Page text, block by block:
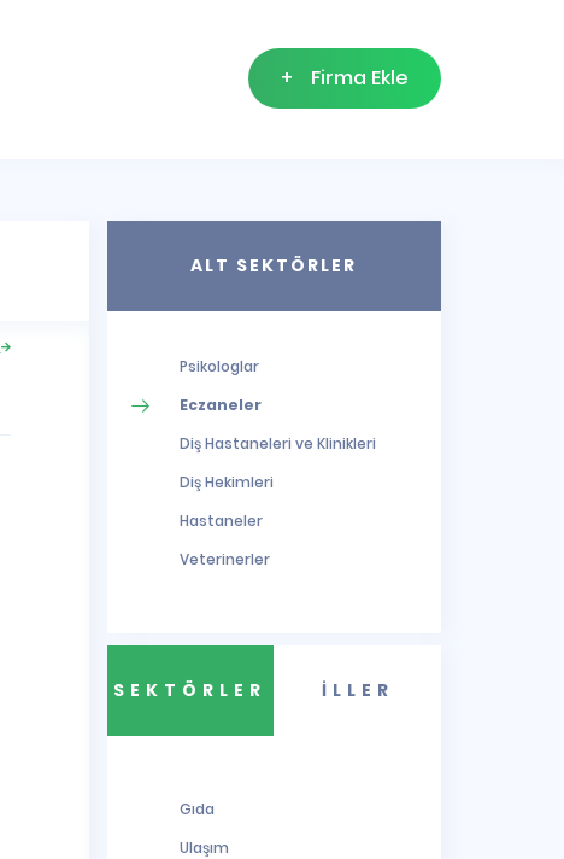
+ Firma Ekle
ALT SEKTÖRLER
Psikologlar
Eczaneler
Diş Hastaneleri ve Klinikleri
Diş Hekimleri
Hastaneler
Veterinerler
SEKTÖRLER İLLER
Gıda
Ulaşım